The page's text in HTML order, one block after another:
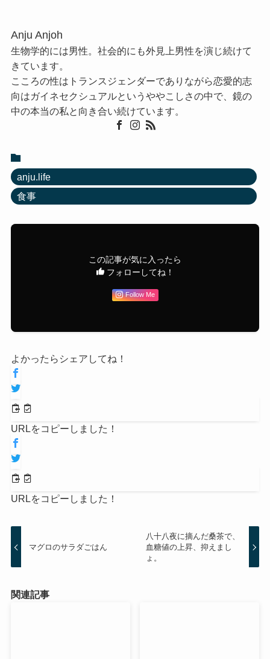
Anju Anjoh
生物学的には男性。社会的にも外見上男性を演じ続けて
きています。
こころの性はトランスジェンダーでありながら恋愛的志
向はガイネセクシュアルというややこしさの中で、鏡の
中の本当の私と向き合い続けています。
anju.life
食事
この記事が気に入ったら
フォローしてね！
Follow Me
よかったらシェアしてね！
URLをコピーしました！
URLをコピーしました！
マグロのサラダごはん
八十八夜に摘んだ桑茶で、
血糖値の上昇、抑えまし
ょ。
関連記事